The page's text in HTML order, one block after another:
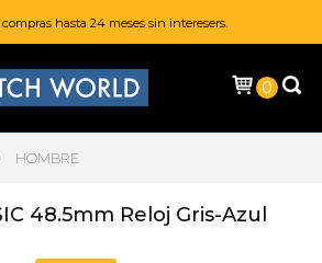
hasta 24 meses sin interesers.
0
HOMBRE
48.5mm Reloj Gris-Azul